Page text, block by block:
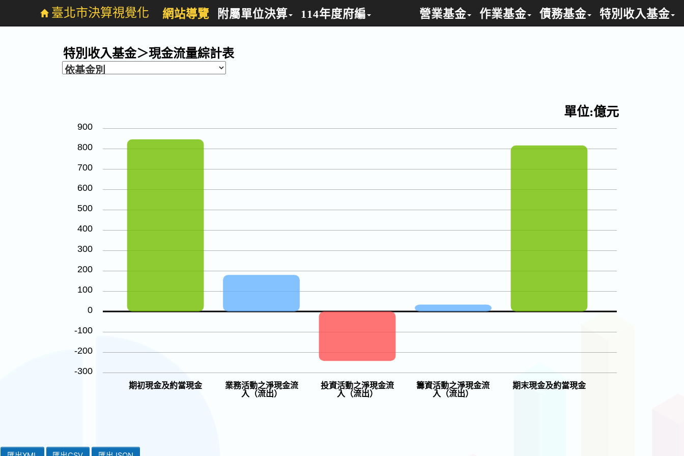
到
臺北市決算視覺化 網站導覽 附屬單位決算 114年度府編 營業基金 作業基金 債務基金 特別收入基金
特別收入基金-現金流量綜計表
單位:億元
特別收入基金＞現金流量綜計表
期初現金及約當現金
業務活動之淨現金流
入（流出）
投資活動之淨現金流
入（流出）
籌資活動之淨現金流
入（流出）
期末現金及約當現金
-300
-200
-100
0
100
200
300
400
500
600
700
800
900